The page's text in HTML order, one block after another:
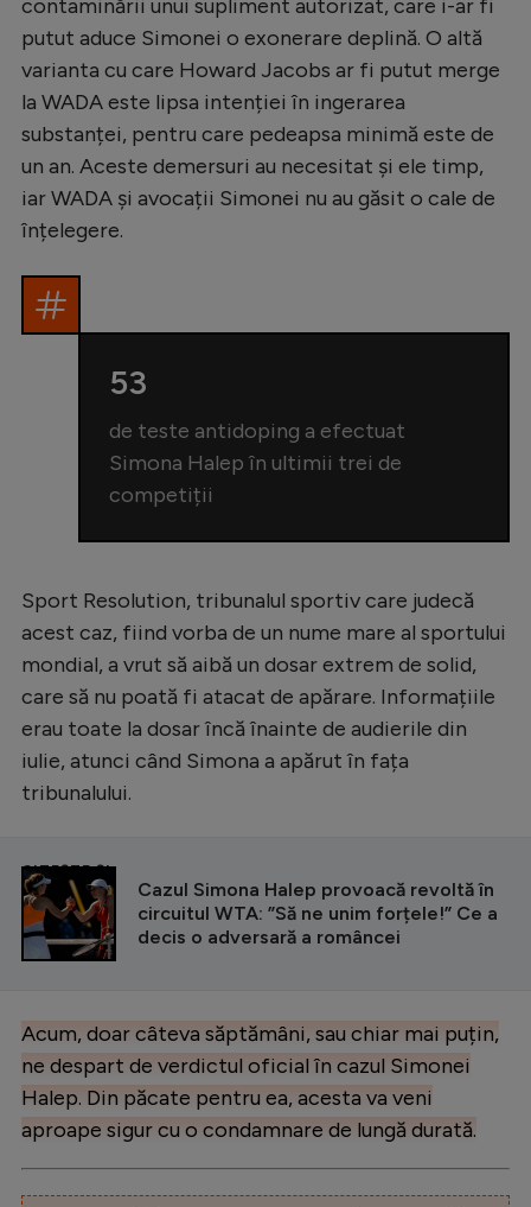
contaminării unui supliment autorizat, care i-ar fi
putut aduce Simonei o exonerare deplină. O altă
varianta cu care Howard Jacobs ar fi putut merge
la WADA este lipsa intenției în ingerarea
substanței, pentru care pedeapsa minimă este de
un an. Aceste demersuri au necesitat și ele timp,
iar WADA și avocații Simonei nu au găsit o cale de
înțelegere.
53
de teste antidoping a efectuat
Simona Halep în ultimii trei de
competiții
Sport Resolution, tribunalul sportiv care judecă
acest caz, fiind vorba de un nume mare al sportului
mondial, a vrut să aibă un dosar extrem de solid,
care să nu poată fi atacat de apărare. Informațiile
erau toate la dosar încă înainte de audierile din
iulie, atunci când Simona a apărut în fața
tribunalului.
CITEȘTE ȘI
Cazul Simona Halep provoacă revoltă în
circuitul WTA: ”Să ne unim forțele!” Ce a
decis o adversară a româncei
Acum, doar câteva săptămâni, sau chiar mai puțin,
ne despart de verdictul oficial în cazul Simonei
Halep. Din păcate pentru ea, acesta va veni
aproape sigur cu o condamnare de lungă durată.